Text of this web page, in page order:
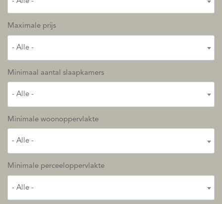
Maximale prijs
- Alle -
Minimaal aantal slaapkamers
- Alle -
Minimale woonoppervlakte
- Alle -
Minimale perceeloppervlakte
- Alle -